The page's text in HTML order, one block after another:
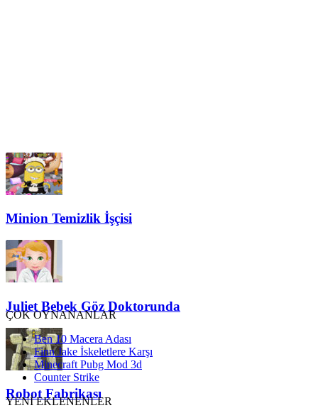
Minion Temizlik İşçisi
Juliet Bebek Göz Doktorunda
Robot Fabrikası
ÇOK OYNANANLAR
Ben 10 Macera Adası
Finn Jake İskeletlere Karşı
Minecraft Pubg Mod 3d
Counter Strike
YENİ EKLENENLER